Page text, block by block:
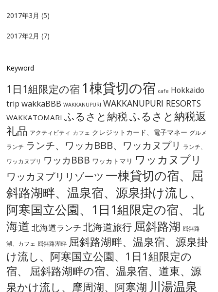
2017年3月 (5)
2017年2月 (7)
Keyword
1日1組限定の宿 1棟貸切の宿 cafe Hokkaido
trip wakkaBBB WAKKANUPURI WAKKANUPURI RESORTS
WAKKATOMARI ふるさと納税ふるさと納税返
礼品 アクティビティ カフェ クレジットカード、電子マネー グルメ
ランチ ランチ、ワッカBBB、ワッカヌプリ
ランチ、
ワッカヌプリ ワッカBBB ワッカトマリ ワッカヌプリ
ワッカヌプリリゾーツ 一棟貸切の宿、屈
斜路湖畔、温泉宿、源泉掛け流し、
阿寒国立公園、1日1組限定の宿、
北
海道 北海道ランチ 北海道旅行 屈斜路湖 屈斜路
湖、カフェ 屈斜路湖畔 屈斜路湖畔、温泉宿、源泉掛
け流し、阿寒国立公園、1日1組限定の
宿、
屈斜路湖畔の宿、温泉宿、道東、源
泉かけ流し、摩周湖、阿寒湖 川湯温泉